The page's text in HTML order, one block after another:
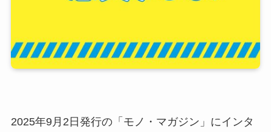
2025年9月2日発行の「モノ・マガジン」にインタ